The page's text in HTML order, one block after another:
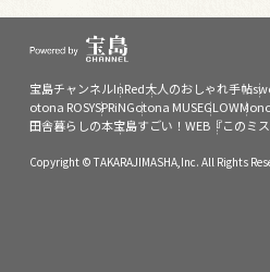
宝島チャンネルInRed大人のおしゃれ手帖
otona ROSYSPRiNGotona MUSEGLOW
田舎暮らしの本宝島すごい！WEB『このミ
Copyright © TAKARAJIMASHA,Inc. All Rights